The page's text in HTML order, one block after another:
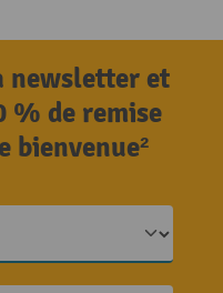
newsletter et
% de remise
bienvenue²